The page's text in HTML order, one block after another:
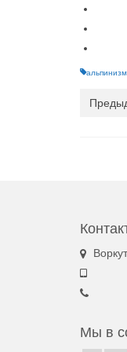
альпинизм
Мы в